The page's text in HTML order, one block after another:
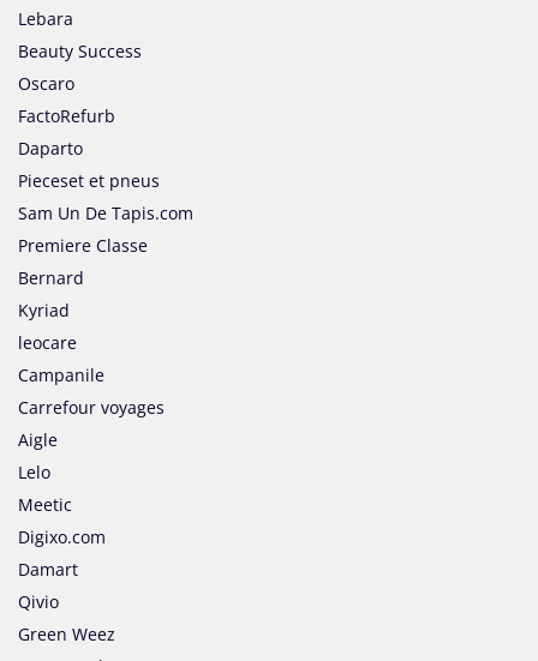
Lebara
Beauty Success
Oscaro
FactoRefurb
Daparto
Pieceset et pneus
Sam Un De Tapis.com
Premiere Classe
Bernard
Kyriad
leocare
Campanile
Carrefour voyages
Aigle
Lelo
Meetic
Digixo.com
Damart
Qivio
Green Weez